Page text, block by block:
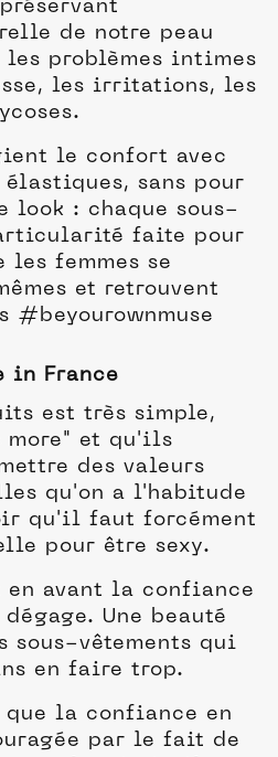
de notre peau
problèmes intimes
les irritations, les
le confort avec
élastiques, sans pour
look : chaque sous-
faite pour
les femmes se
et retrouvent
#beyourownmuse
in France
est très simple,
more" et qu'ils
des valeurs
qu'on a l'habitude
qu'il faut forcément
pour être sexy.
avant la confiance
Une beauté
sous-vêtements qui
en faire trop.
que la confiance en
par le fait de